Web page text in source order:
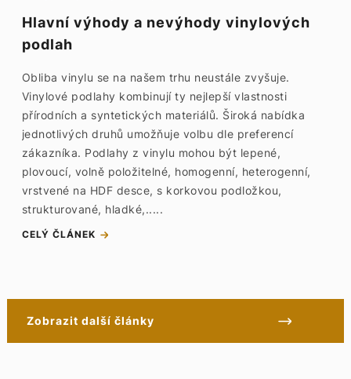
Hlavní výhody a nevýhody vinylových
podlah
Obliba vinylu se na našem trhu neustále zvyšuje.
Vinylové podlahy kombinují ty nejlepší vlastnosti
přírodních a syntetických materiálů. Široká nabídka
jednotlivých druhů umožňuje volbu dle preferencí
zákazníka. Podlahy z vinylu mohou být lepené,
plovoucí, volně položitelné, homogenní, heterogenní,
vrstvené na HDF desce, s korkovou podložkou,
strukturované, hladké,.....
CELÝ ČLÁNEK
Zobrazit další články